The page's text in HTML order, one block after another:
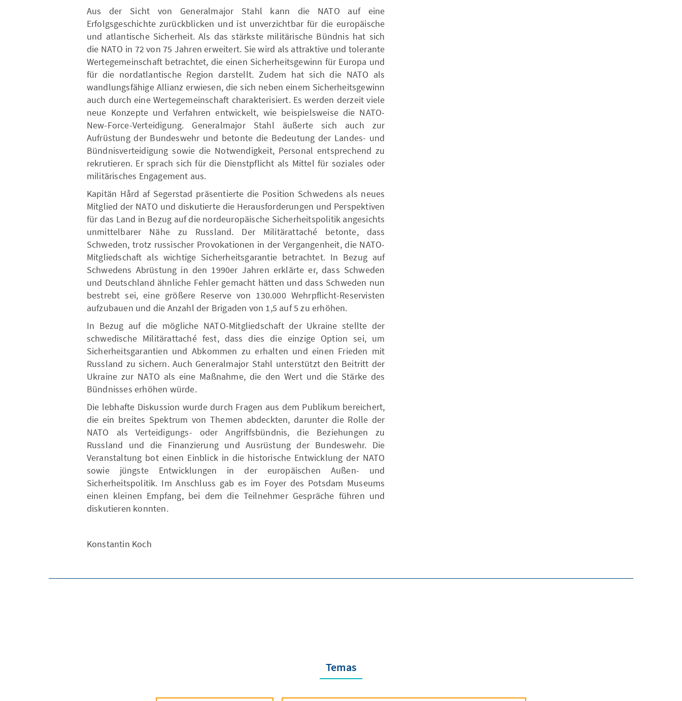
Aus der Sicht von Generalmajor Stahl kann die NATO auf eine
Erfolgsgeschichte zurückblicken und ist unverzichtbar für die europäische
und atlantische Sicherheit. Als das stärkste militärische Bündnis hat sich
die NATO in 72 von 75 Jahren erweitert. Sie wird als attraktive und tolerante
Wertegemeinschaft betrachtet, die einen Sicherheitsgewinn für Europa und
für die nordatlantische Region darstellt. Zudem hat sich die NATO als
wandlungsfähige Allianz erwiesen, die sich neben einem Sicherheitsgewinn
auch durch eine Wertegemeinschaft charakterisiert. Es werden derzeit viele
neue Konzepte und Verfahren entwickelt, wie beispielsweise die NATO-
New-Force-Verteidigung. Generalmajor Stahl äußerte sich auch zur
Aufrüstung der Bundeswehr und betonte die Bedeutung der Landes- und
Bündnisverteidigung sowie die Notwendigkeit, Personal entsprechend zu
rekrutieren. Er sprach sich für die Dienstpflicht als Mittel für soziales oder
militärisches Engagement aus.
Kapitän Hård af Segerstad präsentierte die Position Schwedens als neues
Mitglied der NATO und diskutierte die Herausforderungen und Perspektiven
für das Land in Bezug auf die nordeuropäische Sicherheitspolitik angesichts
unmittelbarer Nähe zu Russland. Der Militärattaché betonte, dass
Schweden, trotz russischer Provokationen in der Vergangenheit, die NATO-
Mitgliedschaft als wichtige Sicherheitsgarantie betrachtet. In Bezug auf
Schwedens Abrüstung in den 1990er Jahren erklärte er, dass Schweden
und Deutschland ähnliche Fehler gemacht hätten und dass Schweden nun
bestrebt sei, eine größere Reserve von 130.000 Wehrpflicht-Reservisten
aufzubauen und die Anzahl der Brigaden von 1,5 auf 5 zu erhöhen.
In Bezug auf die mögliche NATO-Mitgliedschaft der Ukraine stellte der
schwedische Militärattaché fest, dass dies die einzige Option sei, um
Sicherheitsgarantien und Abkommen zu erhalten und einen Frieden mit
Russland zu sichern. Auch Generalmajor Stahl unterstützt den Beitritt der
Ukraine zur NATO als eine Maßnahme, die den Wert und die Stärke des
Bündnisses erhöhen würde.
Die lebhafte Diskussion wurde durch Fragen aus dem Publikum bereichert,
die ein breites Spektrum von Themen abdeckten, darunter die Rolle der
NATO als Verteidigungs- oder Angriffsbündnis, die Beziehungen zu
Russland und die Finanzierung und Ausrüstung der Bundeswehr. Die
Veranstaltung bot einen Einblick in die historische Entwicklung der NATO
sowie jüngste Entwicklungen in der europäischen Außen- und
Sicherheitspolitik. Im Anschluss gab es im Foyer des Potsdam Museums
einen kleinen Empfang, bei dem die Teilnehmer Gespräche führen und
diskutieren konnten.
Konstantin Koch
Temas